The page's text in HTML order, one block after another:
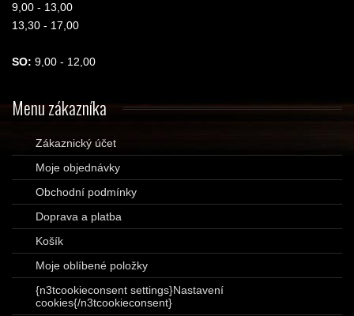
9,00 - 13,00
13,30 - 17,00
SO: 9,00 - 12,00
Menuzákazníka
Zákaznický účet
Moje objednávky
Obchodní podmínky
Doprava a platba
Košík
Moje oblíbené položky
{n3tcookieconsent settings}Nastavení
cookies{/n3tcookieconsent}